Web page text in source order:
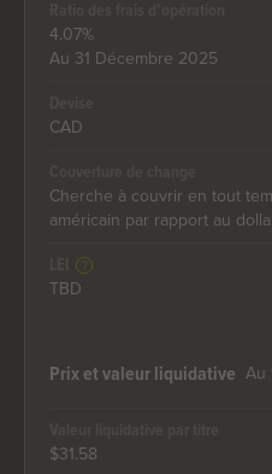
4.07%
Au 31 Décembre 2025
CAD
Cherche à couvrir en tout
américain par rapport au
TBD
Prix et valeur liquidative Au
$31.58